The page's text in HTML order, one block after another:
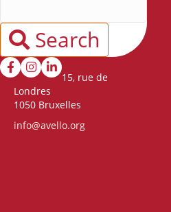
Search
15, rue de
Londres
1050 Bruxelles
info@avello.org